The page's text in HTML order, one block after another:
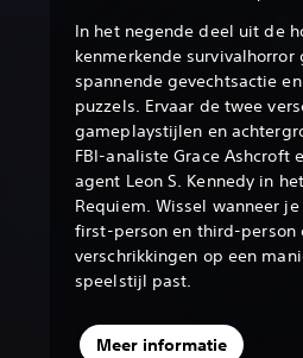
In het negende deel uit de
kenmerkende
spannende gevechtsactie
puzzels. Ervaar de twee
gameplaystijlen en
FBI-analiste Grace Ashcroft
agent Leon S. Kennedy in
Requiem. Wissel wanneer
first-person en third-person
verschrikkingen op een
speelstijl past.
Meer informatie